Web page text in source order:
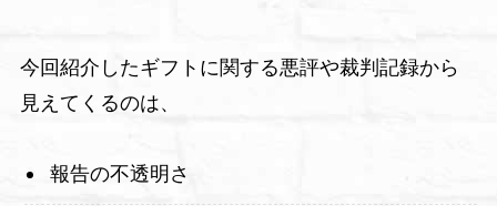
今回紹介したギフトに関する悪評や裁判記録から
見えてくるのは、
報告の不透明さ